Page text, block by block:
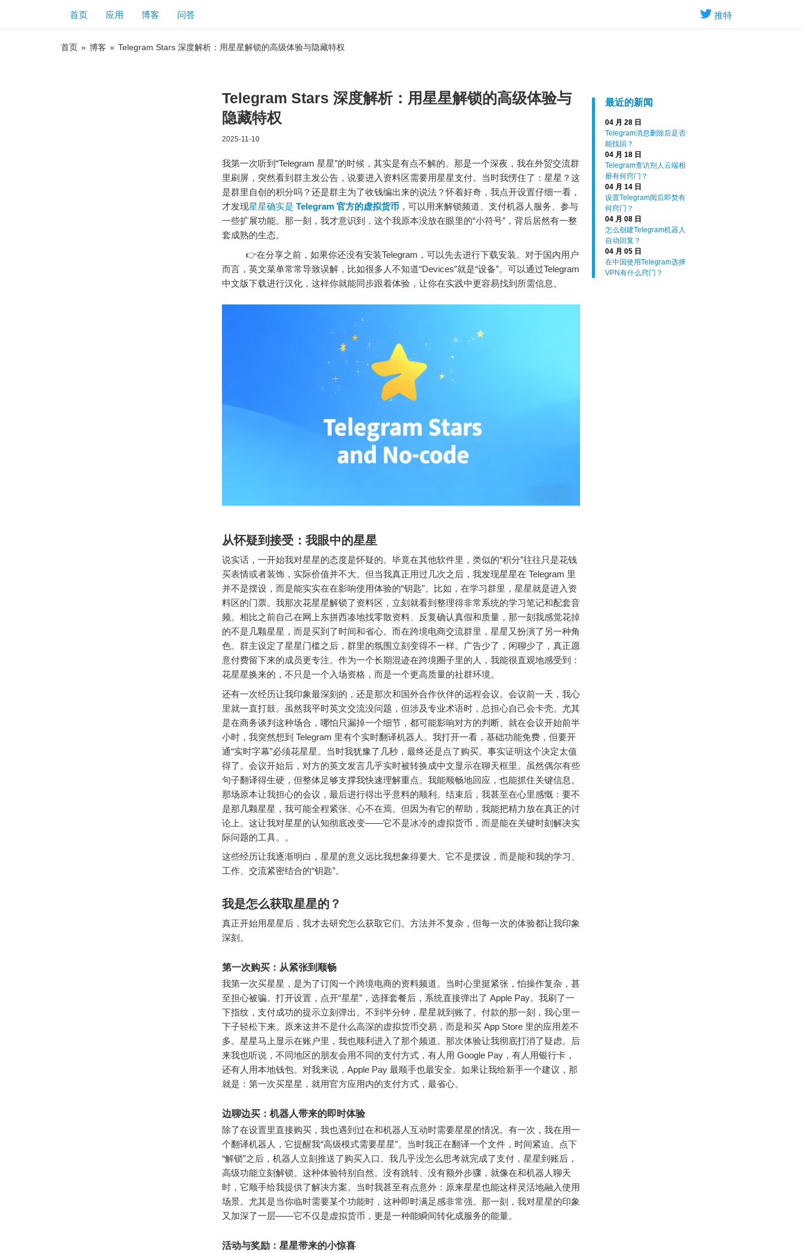
推特
首页 应用 博客 问答
首页 » 博客 » Telegram Stars 深度解析：用星星解锁的高级体验与隐藏特权
最近的新闻
04 月 28 日
Telegram消息删除后是否
能找回？
04 月 18 日
Telegram查访别人云端相
册有何窍门？
04 月 14 日
设置Telegram阅后即焚有
何窍门？
04 月 08 日
怎么创建Telegram机器人
自动回复？
04 月 05 日
在中国使用Telegram选择
VPN有什么窍门？
Telegram Stars 深度解析：用星星解锁的高级体验与
隐藏特权
2025-11-10
我第一次听到“Telegram 星星”的时候，其实是有点不解的。那是一个深夜，我在外贸交流群
里刷屏，突然看到群主发公告，说要进入资料区需要用星星支付。当时我愣住了：星星？这
是群里自创的积分吗？还是群主为了收钱编出来的说法？怀着好奇，我点开设置仔细一看，
才发现星星确实是 Telegram 官方的虚拟货币 ，可以用来解锁频道、支付机器人服务、参与
一些扩展功能。那一刻，我才意识到，这个我原本没放在眼里的“小符号”，背后居然有一整
套成熟的生态。
👉在分享之前，如果你还没有安装Telegram，可以先去进行下载安装。对于国内用户
而言，英文菜单常常导致误解，比如很多人不知道“Devices”就是“设备”。可以通过Telegram
中文版下载进行汉化，这样你就能同步跟着体验，让你在实践中更容易找到所需信息。
从怀疑到接受：我眼中的星星
说实话，一开始我对星星的态度是怀疑的。毕竟在其他软件里，类似的“积分”往往只是花钱
买表情或者装饰，实际价值并不大。但当我真正用过几次之后，我发现星星在 Telegram 里
并不是摆设，而是能实实在在影响使用体验的“钥匙”。比如，在学习群里，星星就是进入资
料区的门票。我那次花星星解锁了资料区，立刻就看到整理得非常系统的学习笔记和配套音
频。相比之前自己在网上东拼西凑地找零散资料、反复确认真假和质量，那一刻我感觉花掉
的不是几颗星星，而是买到了时间和省心。而在跨境电商交流群里，星星又扮演了另一种角
色。群主设定了星星门槛之后，群里的氛围立刻变得不一样。广告少了，闲聊少了，真正愿
意付费留下来的成员更专注。作为一个长期混迹在跨境圈子里的人，我能很直观地感受到：
花星星换来的，不只是一个入场资格，而是一个更高质量的社群环境。
还有一次经历让我印象最深刻的，还是那次和国外合作伙伴的远程会议。会议前一天，我心
里就一直打鼓。虽然我平时英文交流没问题，但涉及专业术语时，总担心自己会卡壳。尤其
是在商务谈判这种场合，哪怕只漏掉一个细节，都可能影响对方的判断。就在会议开始前半
小时，我突然想到 Telegram 里有个实时翻译机器人。我打开一看，基础功能免费，但要开
通“实时字幕”必须花星星。当时我犹豫了几秒，最终还是点了购买。事实证明这个决定太值
得了。会议开始后，对方的英文发言几乎实时被转换成中文显示在聊天框里。虽然偶尔有些
句子翻译得生硬，但整体足够支撑我快速理解重点。我能顺畅地回应，也能抓住关键信息。
那场原本让我担心的会议，最后进行得出乎意料的顺利。结束后，我甚至在心里感慨：要不
是那几颗星星，我可能全程紧张、心不在焉。但因为有它的帮助，我能把精力放在真正的讨
论上。这让我对星星的认知彻底改变——它不是冰冷的虚拟货币，而是能在关键时刻解决实
际问题的工具。。
这些经历让我逐渐明白，星星的意义远比我想象得要大。它不是摆设，而是能和我的学习、
工作、交流紧密结合的“钥匙”。
我是怎么获取星星的？
真正开始用星星后，我才去研究怎么获取它们。方法并不复杂，但每一次的体验都让我印象
深刻。
第一次购买：从紧张到顺畅
我第一次买星星，是为了订阅一个跨境电商的资料频道。当时心里挺紧张，怕操作复杂，甚
至担心被骗。打开设置，点开“星星”，选择套餐后，系统直接弹出了 Apple Pay。我刷了一
下指纹，支付成功的提示立刻弹出。不到半分钟，星星就到账了。付款的那一刻，我心里一
下子轻松下来。原来这并不是什么高深的虚拟货币交易，而是和买 App Store 里的应用差不
多。星星马上显示在账户里，我也顺利进入了那个频道。那次体验让我彻底打消了疑虑。后
来我也听说，不同地区的朋友会用不同的支付方式，有人用 Google Pay，有人用银行卡，
还有人用本地钱包。对我来说，Apple Pay 最顺手也最安全。如果让我给新手一个建议，那
就是：第一次买星星，就用官方应用内的支付方式，最省心。
边聊边买：机器人带来的即时体验
除了在设置里直接购买，我也遇到过在和机器人互动时需要星星的情况。有一次，我在用一
个翻译机器人，它提醒我“高级模式需要星星”。当时我正在翻译一个文件，时间紧迫。点下
“解锁”之后，机器人立刻推送了购买入口。我几乎没怎么思考就完成了支付，星星到账后，
高级功能立刻解锁。这种体验特别自然。没有跳转、没有额外步骤，就像在和机器人聊天
时，它顺手给我提供了解决方案。当时我甚至有点意外：原来星星也能这样灵活地融入使用
场景。尤其是当你临时需要某个功能时，这种即时满足感非常强。那一刻，我对星星的印象
又加深了一层——它不仅是虚拟货币，更是一种能瞬间转化成服务的能量。
活动与奖励：星星带来的小惊喜